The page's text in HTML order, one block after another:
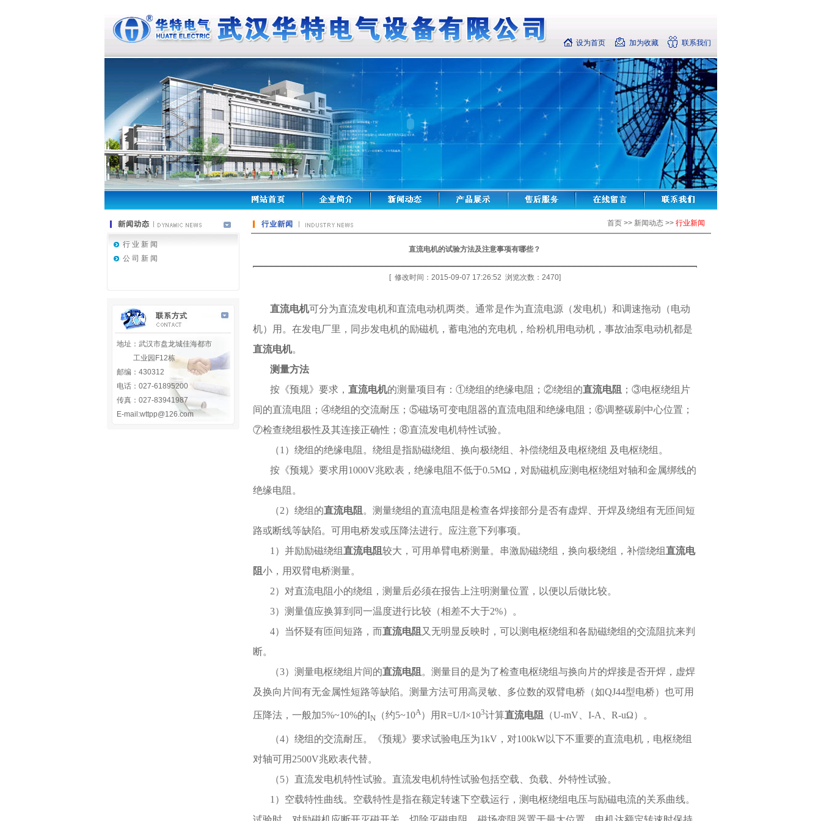
设为首页 加为收藏 联系我们
行 业 新 闻
公 司 新 闻
地址：武汉市盘龙城佳海都市
工业园F12栋
邮编：430312
电话：027-61895200
传真：027-83941987
E-mail:wttpp@126.com
首页 >> 新闻动态 >> 行业新闻
直流电机的试验方法及注意事项有哪些？
[ 修改时间：2015-09-07 17:26:52 浏览次数：2470]
直流电机可分为直流发电机和直流电动机两类。通常是作为直流电源（发电机）和调速拖动（电动
机）用。在发电厂里，同步发电机的励磁机，蓄电池的充电机，给粉机用电动机，事故油泵电动机都是
直流电机。
测量方法
按《预规》要求， 直流电机的测量项目有：①绕组的绝缘电阻；②绕组的直流电阻 ；③电枢绕组片
间的直流电阻；④绕组的交流耐压；⑤磁场可变电阻器的直流电阻和绝缘电阻；⑥调整碳刷中心位置；
⑦检查绕组极性及其连接正确性；⑧直流发电机特性试验。
（1 ）绕组的绝缘电阻。绕组是指励磁绕组、换向极绕组、补偿绕组及电枢绕组 及电枢绕组。
按《预规》要求用 1000V兆欧表，绝缘电阻不低于0.5MΩ，对励磁机应测电枢绕组对轴和金属绑线的
绝缘电阻。
（2）绕组的直流电阻 。测量绕组的直流电阻是检查各焊接部分是否有虚焊、开焊及绕组有无匝间短
路或断线等缺陷。可用电桥发或压降法进行。应注意下列事项。
1 ）并励励磁绕组直流电阻较大，可用单臂电桥测量。串激励磁绕组，换向极绕组，补偿绕组直流电
阻小，用双臂电桥测量。
2）对直流电阻小的绕组，测量后必须在报告上注明测量位置，以便以后做比较。
3）测量值应换算到同一温度进行比较（相差不大于2%）。
4）当怀疑有匝间短路，而直流电阻 又无明显反映时，可以测电枢绕组和各励磁绕组的交流阻抗来判
断。
（3）测量电枢绕组片间的直流电阻 。测量目的是为了检查电枢绕组与换向片的焊接是否开焊，虚焊
及换向片间有无金属性短路等缺陷。测量方法可用高灵敏、多位数的双臂电桥（如QJ44型电桥）也可用
压降法，一般加5%~10%的IN（约5~10A）用R=U/I×103计算直流电阻 （U-mV、 I-A R-uΩ） 。
（4）绕组的交流耐压。《预规》要求试验电压为1kV，对100kW以下不重要的直流电机，电枢绕组
对轴可用 2500V兆欧表代替。
（5）直流发电机特性试验。直流发电机特性试验包括空载、负载、外特性试验。
1 ）空载特性曲线。空载特性是指在额定转速下空载运行，测电枢绕组电压与励磁电流的关系曲线。